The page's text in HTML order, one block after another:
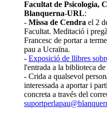
Facultat de Psicologia,
Blanquerna-URL:
- Missa de Cendra el 2
Facultat. Meditació i
Francesc de portar a
pau a Ucraïna.
- Exposició de llibres
l'entrada a la biblioteca
- Crida a qualsevol
interessada a aportar i
concreta a través del